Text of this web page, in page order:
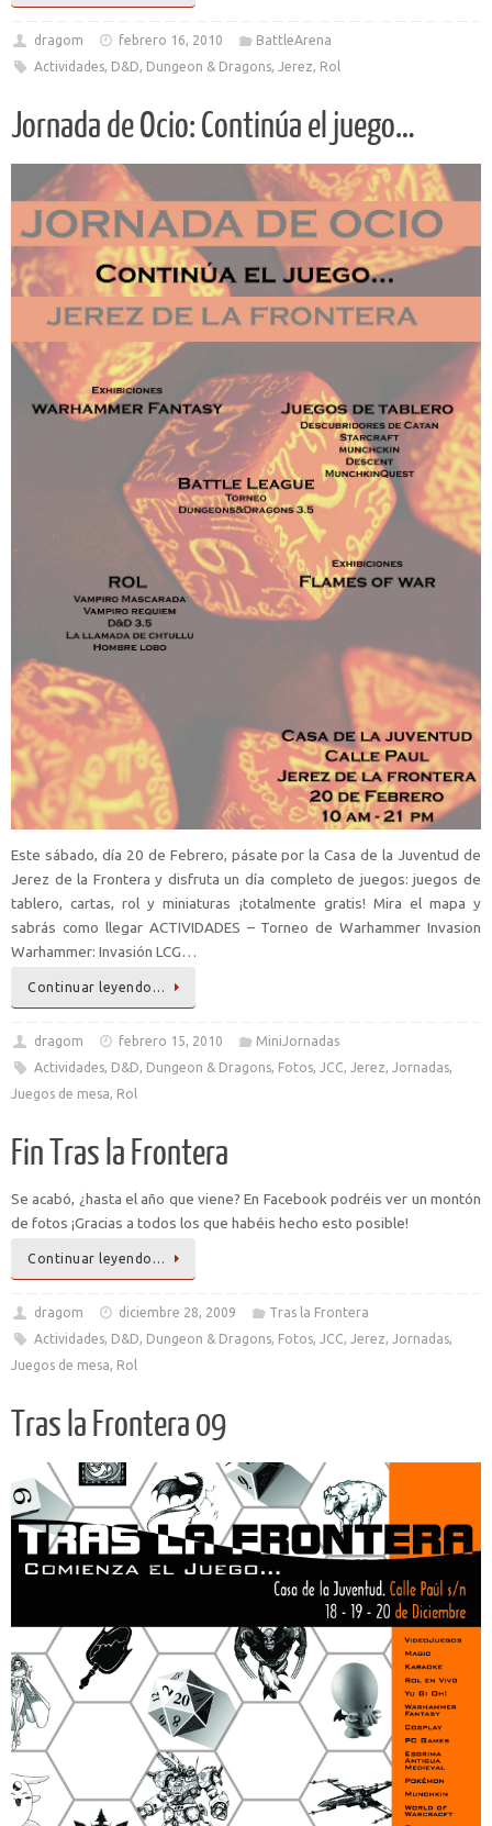
dragom febrero 16, 2010
BattleArena
Actividades, D&D, Dungeon & Dragons, Jerez, Rol
Jornada de Ocio: Continúa el juego…
Este sábado, día 20 de Febrero, pásate por la Casa de la Juventud de
Jerez de la Frontera y disfruta un día completo de juegos: juegos de
tablero, cartas, rol y miniaturas ¡totalmente gratis! Mira el mapa y
sabrás como llegar ACTIVIDADES – Torneo de Warhammer Invasion
Warhammer: Invasión LCG…
Continuar leyendo…
dragom febrero 15, 2010
MiniJornadas
Actividades, D&D Dungeon & Dragons, Fotos, JCC Jerez Jornadas,
Juegos de mesa
Rol
Fin Tras la Frontera
Se acabó, ¿hasta el año que viene? En Facebook podréis ver un montón
de fotos ¡Gracias a todos los que habéis hecho esto posible!
Continuar leyendo…
dragom diciembre 28, 2009
Tras la Frontera
Actividades, D&D, Dungeon & Dragons, Fotos, JCC, Jerez, Jornadas,
Juegos de mesa, Rol
Tras la Frontera 09